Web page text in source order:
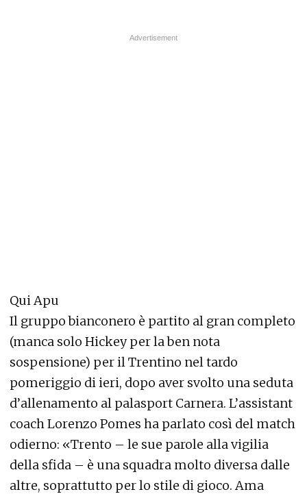
Qui Apu
Il gruppo bianconero è partito al gran completo
(manca solo Hickey per la ben nota
sospensione) per il Trentino nel tardo
pomeriggio di ieri, dopo aver svolto una seduta
d’allenamento al palasport Carnera. L’assistant
coach Lorenzo Pomes ha parlato così del match
odierno: «Trento – le sue parole alla vigilia
della sfida – è una squadra molto diversa dalle
altre, soprattutto per lo stile di gioco. Ama